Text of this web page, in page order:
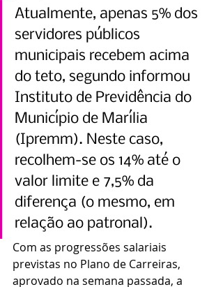
Atualmente, apenas 5% dos
servidores públicos
municipais recebem acima
do teto, segundo informou
Instituto de Previdência do
Município de Marília
(Ipremm). Neste caso,
recolhem-se os 14% até o
valor limite e 7,5% da
diferença (o mesmo, em
relação ao patronal).
Com as progressões salariais
previstas no Plano de Carreiras,
aprovado na semana passada, a